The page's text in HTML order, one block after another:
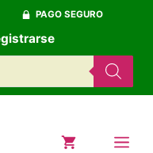
PAGO SEGURO